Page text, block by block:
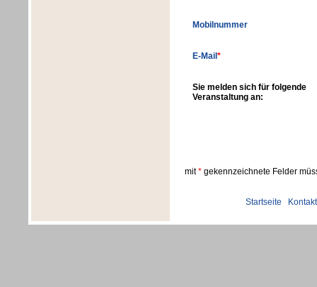
Mobilnummer
E-Mail *
Sie melden sich für folgende
Veranstaltung an:
mit* gekennzeichnete Felder
Startseite